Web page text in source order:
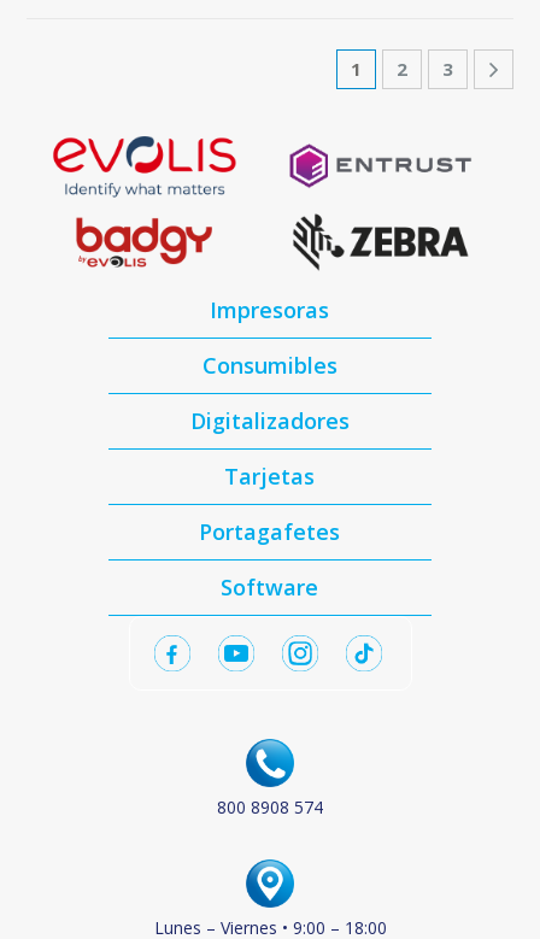
1 2 3
Impresoras
Consumibles
Digitalizadores
Tarjetas
Portagafetes
Software
800 8908 574
Lunes – Viernes • 9:00 – 18:00